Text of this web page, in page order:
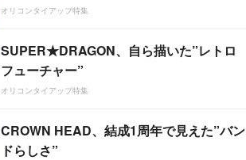
オリコンタイアップ特集
SUPER★DRAGON、自ら描いた”レトロ
フューチャー”
オリコンタイアップ特集
CROWN HEAD、結成1周年で見えた”バン
ドらしさ”